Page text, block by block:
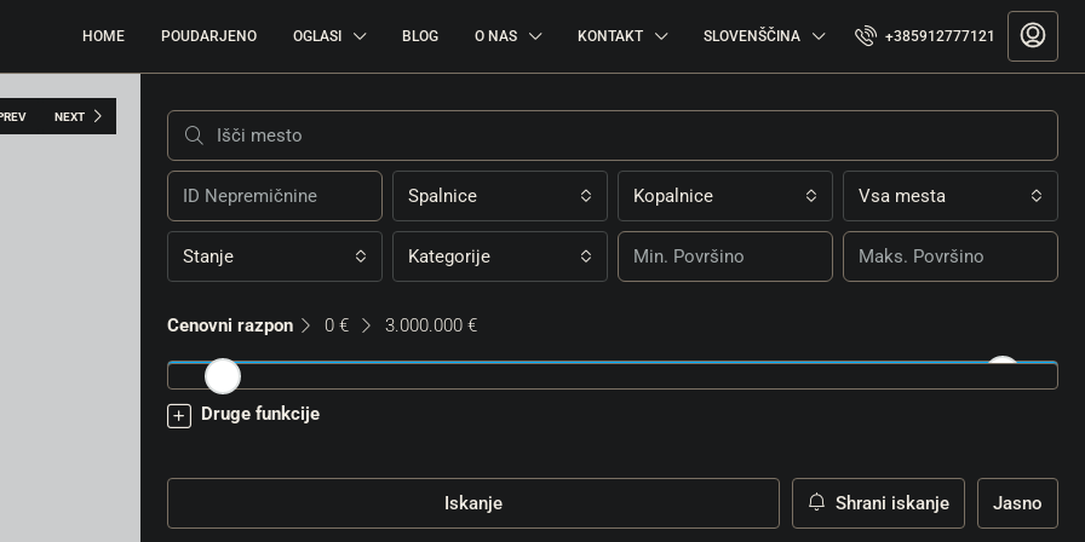
HOME POUDARJENO OGLASI BLOG O NAS KONTAKT SLOVENŠČINA +385912777121
NEXT
Spalnice Kopalnice Vsa mesta
Stanje Kategorije
Cenovni razpon 0 € 3.000.000 €
Druge funkcije
Iskanje Shrani iskanje Jasno